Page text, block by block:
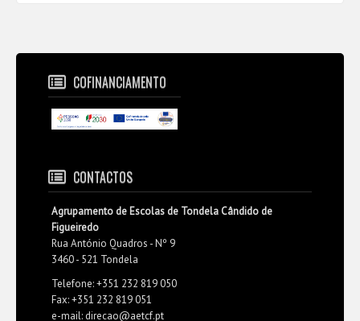
COFINANCIAMENTO
CONTACTOS
Agrupamento de Escolas de Tondela Cândido de
Figueiredo
Rua António Quadros - Nº 9
3460 - 521 Tondela
Telefone: +351 232 819 050
Fax: +351 232 819 051
e-mail: direcao@aetcf.pt